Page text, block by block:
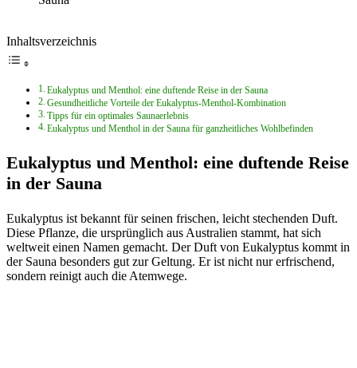
Inhaltsverzeichnis
Eukalyptus und Menthol: eine duftende Reise in der Sauna
Gesundheitliche Vorteile der Eukalyptus-Menthol-Kombination
Tipps für ein optimales Saunaerlebnis
Eukalyptus und Menthol in der Sauna für ganzheitliches Wohlbefinden
Eukalyptus und Menthol: eine duftende Reise
in der Sauna
Eukalyptus ist bekannt für seinen frischen, leicht stechenden Duft.
Diese Pflanze, die ursprünglich aus Australien stammt, hat sich
weltweit einen Namen gemacht. Der Duft von Eukalyptus kommt in
der Sauna besonders gut zur Geltung. Er ist nicht nur erfrischend,
sondern reinigt auch die Atemwege.